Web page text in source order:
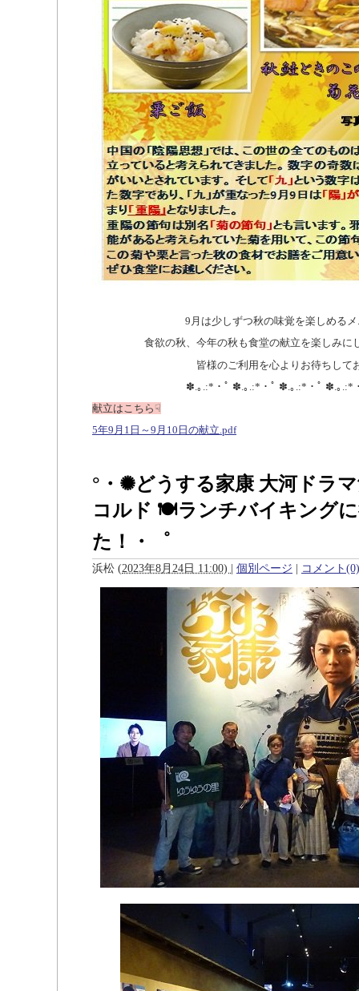
9月は少しずつ秋の味覚を楽しめる
食欲の秋、今年の秋も食堂の献立を楽しみに
皆様のご利用を心よりお待ちして
✽.｡.:*・ﾟ ✽.｡.:*・ﾟ ✽.｡.:*・ﾟ ✽.｡.:*
献立はこちら☟
5年9月1日～9月10日の献立.pdf
°・✺どうする家康 大河ドラ
コルド 🍽ランチバイキング
た！・゜
浜松 (2023年8月24日 11:00) | 個別ページ | コメント(0)